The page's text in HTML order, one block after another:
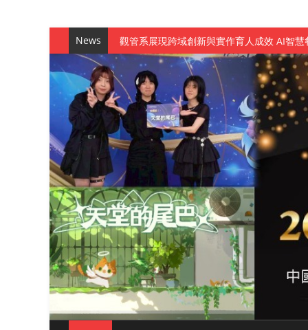
News
觀管系展現跨域創新與實作育人成效 AI智
學務處舉辦「董事長『聊』心室」 上官董
成人之美成就學生夢想 菁英學程陪伴財金
金曲陣容強勢進駐！中國科大原民音樂成果
數媒系《天堂的尾巴》、《礦影》勇奪台灣
師生攜手磨練一個月！觀管系榮獲天籟盃
一銀彭仁主中國科大開講 解密AI時代的金
通識教育中心主辦「114學年度AI英文自我
數據後的溫度：財金系傑出校友共議「人
森城建設股份有限公司捐贈 嘉惠行管系莘莘
產學合作新里程！財金系師生參訪中租控股
英文公園 315期
【 第404期 】影視系榮獲59屆美國休士頓